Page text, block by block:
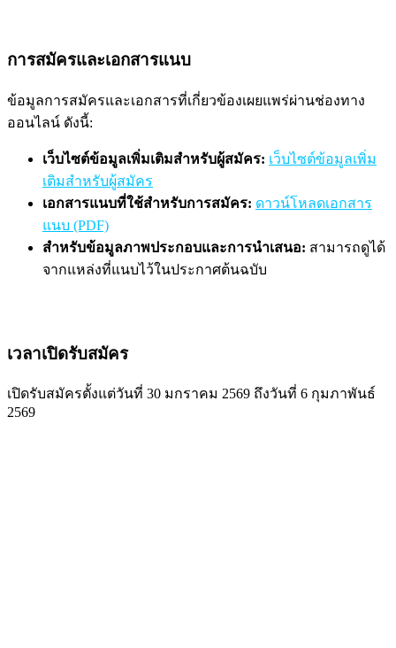
การสมัครและเอกสารแนบ
ข้อมูลการสมัครและเอกสารที่เกี่ยวข้องเผยแพร่ผ่านช่องทาง
ออนไลน์ ดังนี้:
เว็บไซต์ข้อมูลเพิ่มเติมสำหรับผู้สมัคร: เว็บไซต์ข้อมูลเพิ่ม
เติมสำหรับผู้สมัคร
เอกสารแนบที่ใช้สำหรับการสมัคร: ดาวน์โหลดเอกสาร
แนบ (PDF)
สำหรับข้อมูลภาพประกอบและการนำเสนอ: สามารถดูได้
จากแหล่งที่แนบไว้ในประกาศต้นฉบับ
เวลาเปิดรับสมัคร
เปิดรับสมัครตั้งแต่วันที่ 30 มกราคม 2569 ถึงวันที่ 6 กุมภาพันธ์
2569